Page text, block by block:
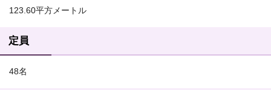
123.60平方メートル
定員
48名